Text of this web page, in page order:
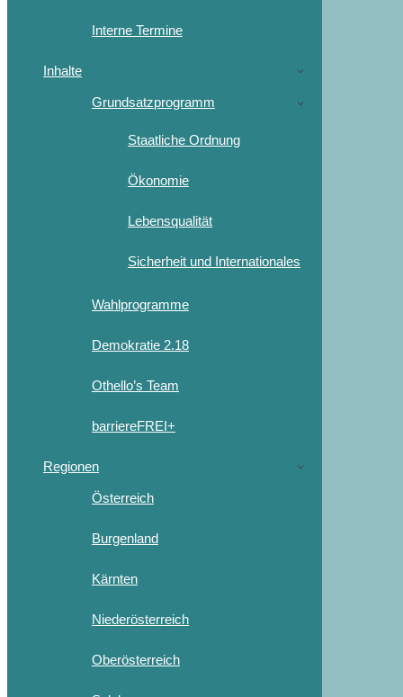
Interne Termine
Inhalte
Grundsatzprogramm
Staatliche Ordnung
Ökonomie
Lebensqualität
Sicherheit und Internationales
Wahlprogramme
Demokratie 2.18
Othello’s Team
barriereFREI+
Regionen
Österreich
Burgenland
Kärnten
Niederösterreich
Oberösterreich